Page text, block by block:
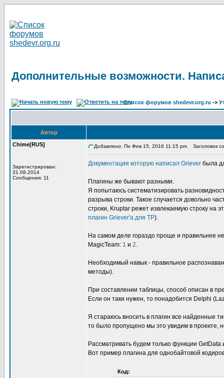
Дополнительные возможности.
Список форумов shedevr.org.ru ->
Автор
Chime[RUS]
Зарегистрирован:
31.08.2014
Сообщения: 11
Добавлено: Пн Фев 15, 2016 11:15 pm Заголовок
Документация которую написал Griever была
Плагины же бывают разными.
Я попытаюсь систематизировать
разрыва строки. Такое случается довольно
строки, Kruptar режет извлекаемую строку на
плагин Griever'а для TP).
На самом деле гораздо проще и правильнее
MagicTeam: 1 и 2.
Необходимый навык - правильное
методы).
При составлении таблицы, способ описан в
Если он таки нужен, то понадобится Delphi
Я стараюсь вносить в плагин все найденные
то было пропущено мы это увидим в проекте,
Рассматривать будем только функции
Вот пример плагина для однобайтовой
Код: